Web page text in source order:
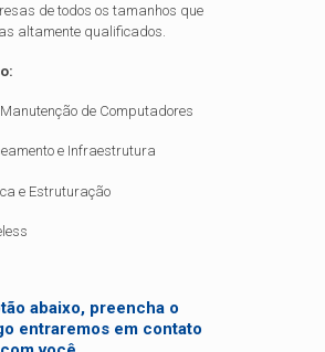
de todos os tamanhos que
altamente qualificados.
de Computadores
e Infraestrutura
e Estruturação
abaixo, preencha o
entraremos em contato